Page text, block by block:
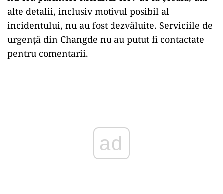
alte detalii, inclusiv motivul posibil al
incidentului, nu au fost dezvăluite. Serviciile de
urgență din Changde nu au putut fi contactate
pentru comentarii.